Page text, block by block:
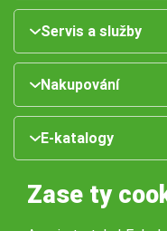
Servis a služby
Nakupování
E-katalogy
Zase ty